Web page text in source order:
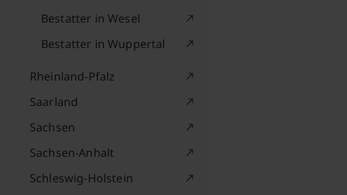
Bestatter in Wesel
Bestatter in Wuppertal
Rheinland-Pfalz
Saarland
Sachsen
Sachsen-Anhalt
Schleswig-Holstein